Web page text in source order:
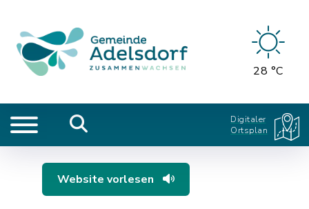
28 °C
Digitaler
Ortsplan
Website vorlesen